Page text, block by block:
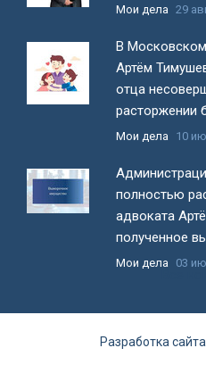
Мои дела 29
В
Артём
отца
расторжении
Мои дела 10
полностью
адвоката
полученное
Мои дела 03
Разработка сайта